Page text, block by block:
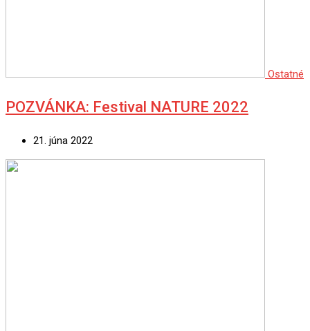
Ostatné
POZVÁNKA: Festival NATURE 2022
21. júna 2022